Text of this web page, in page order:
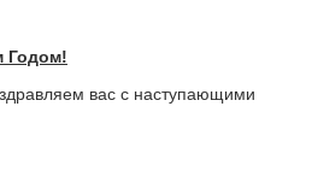
Годом!
вас с наступающими